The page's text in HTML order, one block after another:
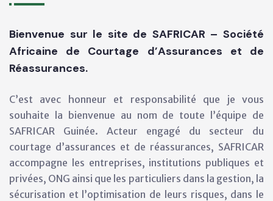
Bienvenue sur le site de SAFRICAR – Société
Africaine de Courtage d’Assurances et de
Réassurances.
C’est avec honneur et responsabilité que je vous
souhaite la bienvenue au nom de toute l’équipe de
SAFRICAR Guinée. Acteur engagé du secteur du
courtage d’assurances et de réassurances, SAFRICAR
accompagne les entreprises, institutions publiques et
privées, ONG ainsi que les particuliers dans la gestion, la
sécurisation et l’optimisation de leurs risques, dans le